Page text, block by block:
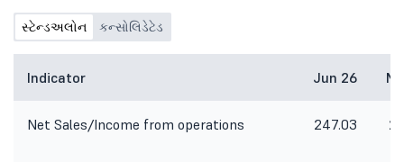
સ્ટેન્ડઅલોન કન્સોલિડેટેડ
Indicator Jun 26
Net Sales/Income from operations 247.03